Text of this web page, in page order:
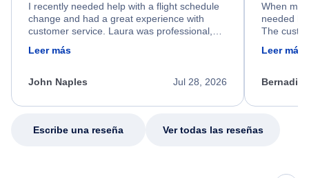
I recently needed help with a flight schedule
change and had a great experience with
customer service. Laura was professional,
friendly, and very helpful throughout the
process. She quickly found a solution and
appreciate her excellent service.
Leer más
Jul 28, 2026
John Naples
When my
needed
The
calm,
my issue.
Leer más
Escribe una reseña Ver todas las reseñas